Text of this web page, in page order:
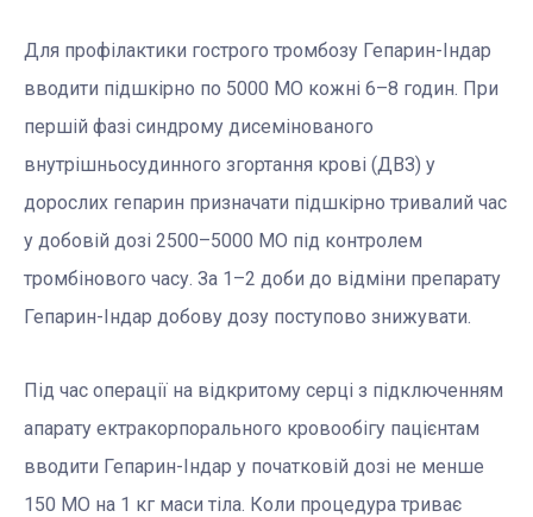
Для профілактики гострого тромбозу Гепарин-Індар
вводити підшкірно по 5000 МО кожні 6–8 годин. При
першій фазі синдрому дисемінованого
внутрішньосудинного згортання крові (ДВЗ) у
дорослих гепарин призначати підшкірно тривалий час
у добовій дозі 2500–5000 МО під контролем
тромбінового часу. За 1–2 доби до відміни препарату
Гепарин-Індар добову дозу поступово знижувати.
Під час операції на відкритому серці з підключенням
апарату ектракорпорального кровообігу пацієнтам
вводити Гепарин-Індар у початковій дозі не менше
150 МО на 1 кг маси тіла. Коли процедура триває